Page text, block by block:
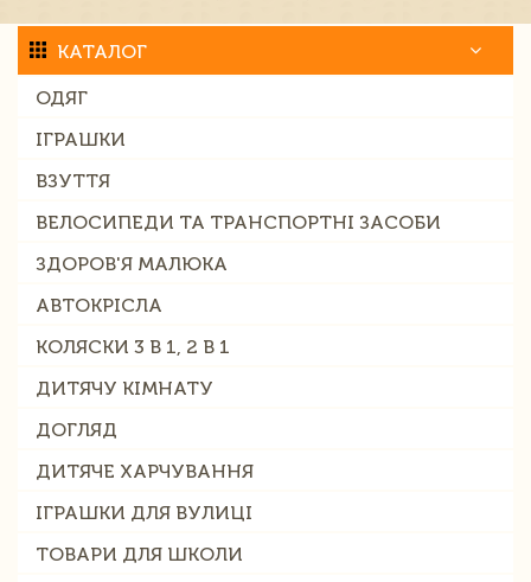
КАТАЛОГ
ОДЯГ
ІГРАШКИ
ВЗУТТЯ
ВЕЛОСИПЕДИ ТА ТРАНСПОРТНІ ЗАСОБИ
ЗДОРОВ'Я МАЛЮКА
АВТОКРІСЛА
КОЛЯСКИ 3 В 1, 2 В 1
ДИТЯЧУ КІМНАТУ
ДОГЛЯД
ДИТЯЧЕ ХАРЧУВАННЯ
ІГРАШКИ ДЛЯ ВУЛИЦІ
ТОВАРИ ДЛЯ ШКОЛИ